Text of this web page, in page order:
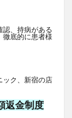
認、持病がある
徹底的に患者様
ック、新宿の店
返金制度